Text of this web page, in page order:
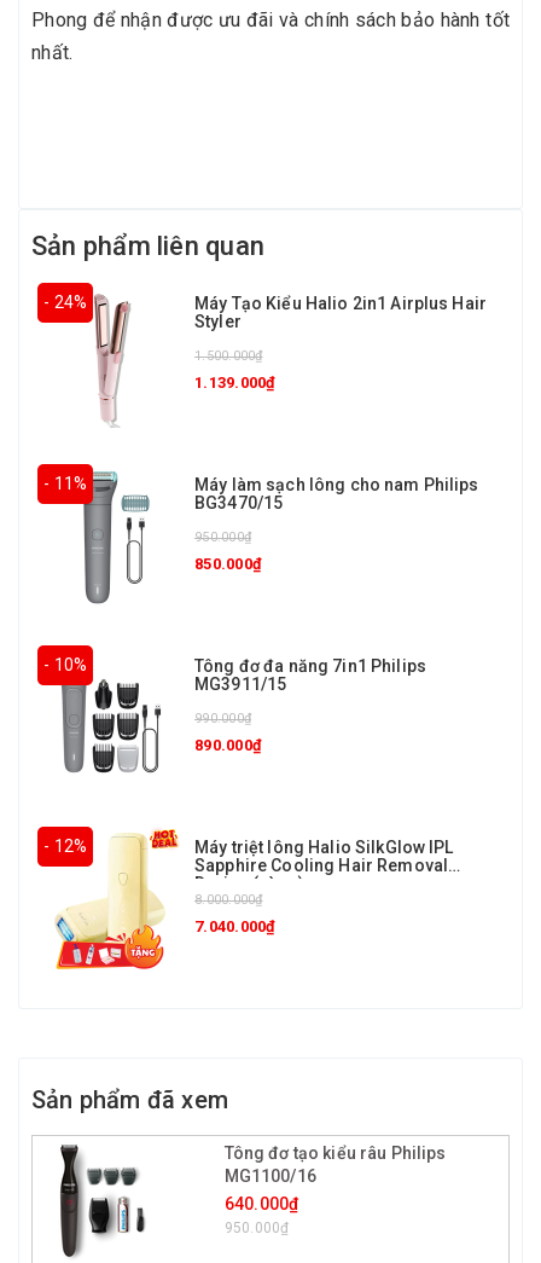
Phong để nhận được ưu đãi và chính sách bảo hành tốt
nhất.
Sản phẩm liên quan
- 24%
Máy Tạo Kiểu Halio 2in1 Airplus Hair
Styler
1.500.000₫
1.139.000₫
- 11%
Máy làm sạch lông cho nam Philips
BG3470/15
950.000₫
850.000₫
- 10%
Tông đơ đa năng 7in1 Philips
MG3911/15
990.000₫
890.000₫
- 12%
Máy triệt lông Halio SilkGlow IPL
Sapphire Cooling Hair Removal
Device (vàng)
8.000.000₫
7.040.000₫
Sản phẩm đã xem
Tông đơ tạo kiểu râu Philips
MG1100/16
640.000₫
950.000₫